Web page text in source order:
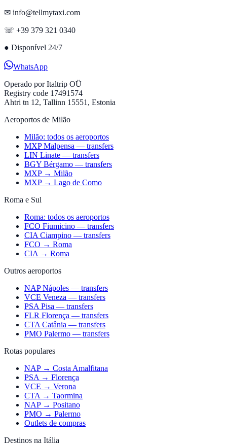
✉ info@tellmytaxi.com
☏ +39 379 321 0340
● Disponível 24/7
WhatsApp
Operado porItaltrip OÜ
Registry code 17491574
Ahtri tn 12, Tallinn 15551, Estonia
Aeroportos de Milão
Milão: todos os aeroportos
MXP Malpensa — transfers
LIN Linate — transfers
BGY Bérgamo — transfers
MXP → Milão
MXP → Lago de Como
Roma e Sul
Roma: todos os aeroportos
FCO Fiumicino — transfers
CIA Ciampino — transfers
FCO → Roma
CIA → Roma
Outros aeroportos
NAP Nápoles — transfers
VCE Veneza — transfers
PSA Pisa — transfers
FLR Florença — transfers
CTA Catânia — transfers
PMO Palermo — transfers
Rotas populares
NAP → Costa Amalfitana
PSA → Florença
VCE → Verona
CTA → Taormina
NAP → Positano
PMO → Palermo
Outlets de compras
Destinos na Itália